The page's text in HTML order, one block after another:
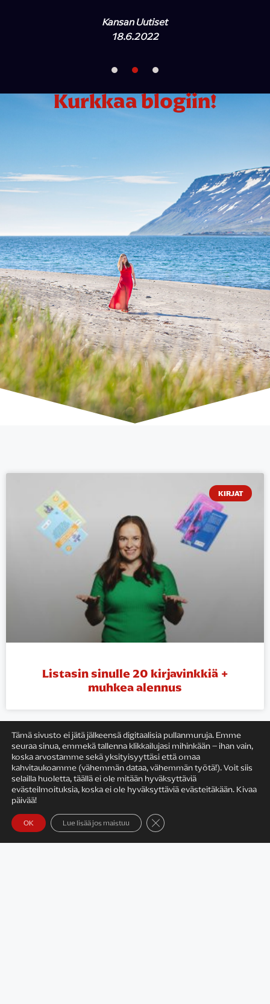
Kansan Uutiset
18.6.2022
Kurkkaa blogiin!
KIRJAT
Listasin sinulle 20 kirjavinkkiä +
muhkea alennus
KIRJAILIJAN TYÖ
Tämä sivusto ei jätä jälkeensä digitaalisia pullanmuruja. Emme
seuraa sinua, emmekä tallenna klikkailujasi mihinkään – ihan vain,
koska arvostamme sekä yksityisyyttäsi että omaa
kahvitaukoamme (vähemmän dataa, vähemmän työtä!). Voit siis
selailla huoletta, täällä ei ole mitään hyväksyttäviä
evästeilmoituksia, koska ei ole hyväksyttäviä evästeitäkään. Kivaa
päivää!
OK Lue lisää jos maistuu Sulje evästebanneri